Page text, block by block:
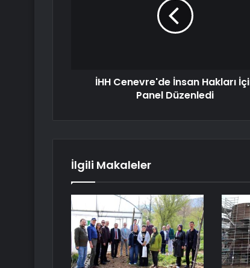
İHH Cenevre'de İnsan Hakları
Panel Düzenledi
İlgili Makaleler